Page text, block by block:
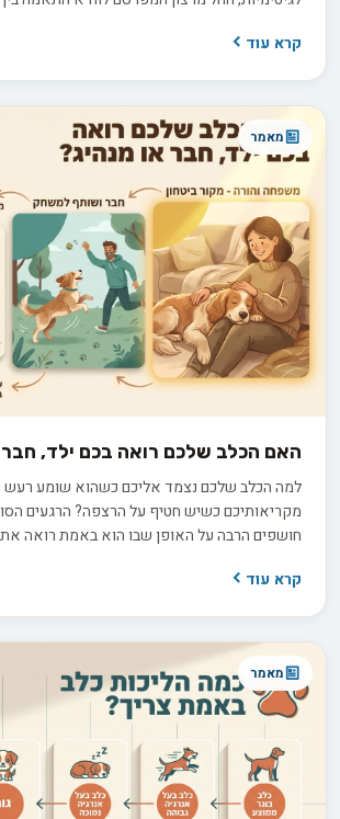
בפועל השאלה היא לא רק כמה זה עולה, אלא
קרא עוד
מאמר
האם הכלב שלכם רואה בכם ילד, חבר
למה הכלב שלכם נצמד אליכם כשהוא שומע רעש
מקריאותיכם כשיש חטיף על הרצפה? הרגעים
חושפים הרבה על האופן שבו הוא באמת רואה
אינה תואמת את ההבנה המדעית העדכנית.
להבין למה הוא מתנהג כפי שהוא מתנהג.
קרא עוד
מאמר